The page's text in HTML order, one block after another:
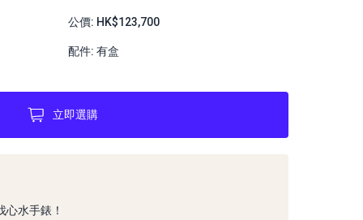
公價: HK$123,700
配件: 有盒
立即選購
水手錶！